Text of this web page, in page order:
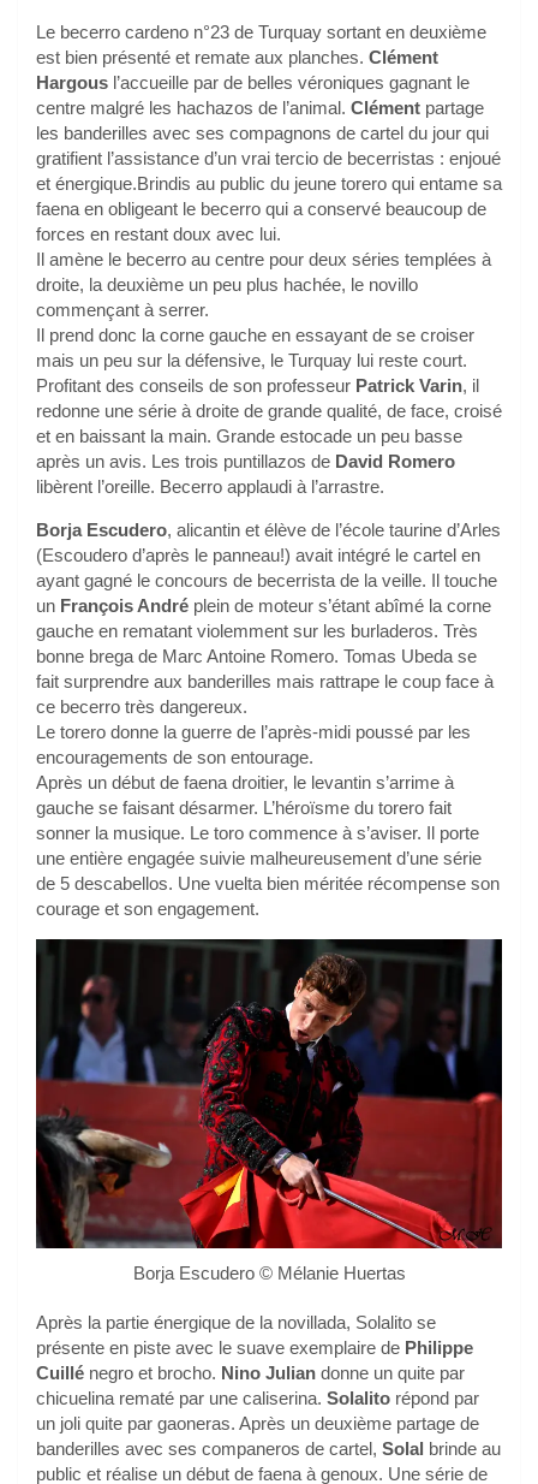
Le becerro cardeno n°23 de Turquay sortant en deuxième
est bien présenté et remate aux planches. Clément
Hargous l’accueille par de belles véroniques gagnant le
centre malgré les hachazos de l’animal. Clément partage
les banderilles avec ses compagnons de cartel du jour qui
gratifient l’assistance d’un vrai tercio de becerristas : enjoué
et énergique.Brindis au public du jeune torero qui entame sa
faena en obligeant le becerro qui a conservé beaucoup de
forces en restant doux avec lui.
Il amène le becerro au centre pour deux séries templées à
droite, la deuxième un peu plus hachée, le novillo
commençant à serrer.
Il prend donc la corne gauche en essayant de se croiser
mais un peu sur la défensive, le Turquay lui reste court.
Profitant des conseils de son professeur Patrick Varin, il
redonne une série à droite de grande qualité, de face, croisé
et en baissant la main. Grande estocade un peu basse
après un avis. Les trois puntillazos de David Romero
libèrent l’oreille. Becerro applaudi à l’arrastre.
Borja Escudero, alicantin et élève de l’école taurine d’Arles
(Escoudero d’après le panneau!) avait intégré le cartel en
ayant gagné le concours de becerrista de la veille. Il touche
un François André plein de moteur s’étant abîmé la corne
gauche en rematant violemment sur les burladeros. Très
bonne brega de Marc Antoine Romero. Tomas Ubeda se
fait surprendre aux banderilles mais rattrape le coup face à
ce becerro très dangereux.
Le torero donne la guerre de l’après-midi poussé par les
encouragements de son entourage.
Après un début de faena droitier, le levantin s’arrime à
gauche se faisant désarmer. L’héroïsme du torero fait
sonner la musique. Le toro commence à s’aviser. Il porte
une entière engagée suivie malheureusement d’une série
de 5 descabellos. Une vuelta bien méritée récompense son
courage et son engagement.
Borja Escudero © Mélanie Huertas
Après la partie énergique de la novillada, Solalito se
présente en piste avec le suave exemplaire de Philippe
Cuillé negro et brocho. Nino Julian donne un quite par
chicuelina rematé par une caliserina. Solalito répond par
un joli quite par gaoneras. Après un deuxième partage de
banderilles avec ses companeros de cartel, Solal brinde au
public et réalise un début de faena à genoux. Une série de